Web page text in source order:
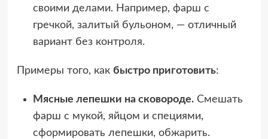
своими делами. Например, фарш с
гречкой, залитый бульоном, — отличный
вариант без контроля.
Примеры того, как быстро приготовить:
Мясные лепешки на сковороде.Смешать
фарш с мукой, яйцом и специями,
сформировать лепешки, обжарить.